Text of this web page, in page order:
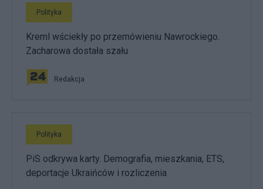
Polityka
Kreml wściekły po przemówieniu Nawrockiego.
Zacharowa dostała szału
Redakcja
Polityka
PiS odkrywa karty. Demografia, mieszkania, ETS,
deportacje Ukraińców i rozliczenia